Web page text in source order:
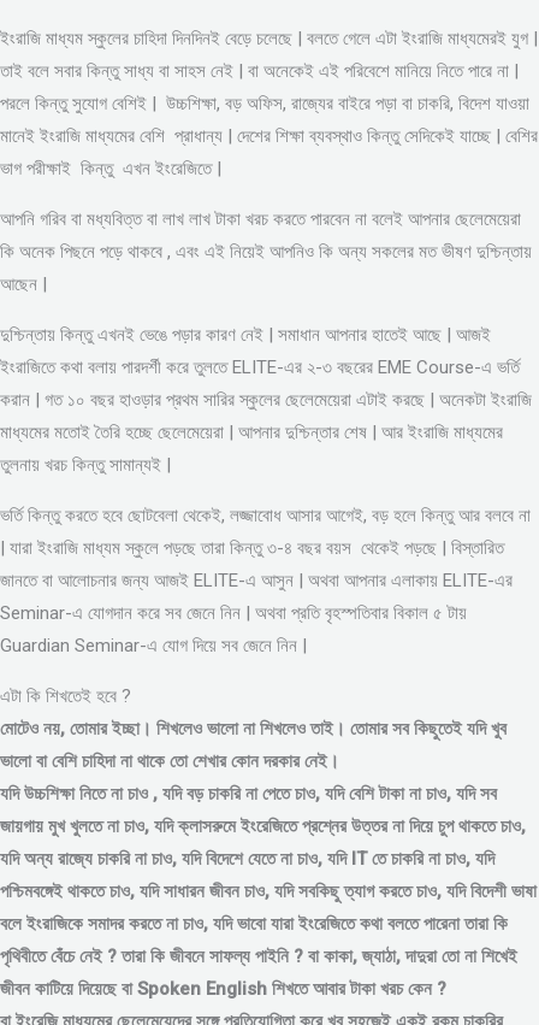
ইংরাজি মাধ্যম স্কুলের চাহিদা দিনদিনই বেড়ে চলেছে | বলতে গেলে এটা ইংরাজি মাধ্যমেরই যুগ |
তাই বলে সবার কিন্তু সাধ্য বা সাহস নেই | বা অনেকেই এই পরিবেশে মানিয়ে নিতে পারে না |
পরলে কিন্তু সুযোগ বেশিই | উচ্চশিক্ষা, বড় অফিস, রাজ্যের বাইরে পড়া বা চাকরি, বিদেশ যাওয়া
মানেই ইংরাজি মাধ্যমের বেশি প্রাধান্য | দেশের শিক্ষা ব্যবস্থাও কিন্তু সেদিকেই যাচ্ছে | বেশির
ভাগ পরীক্ষাই কিন্তু এখন ইংরেজিতে |
আপনি গরিব বা মধ্যবিত্ত বা লাখ লাখ টাকা খরচ করতে পারবেন না বলেই আপনার ছেলেমেয়েরা
কি অনেক পিছনে পড়ে থাকবে , এবং এই নিয়েই আপনিও কি অন্য সকলের মত ভীষণ দুশ্চিন্তায়
আছেন |
দুশ্চিন্তায় কিন্তু এখনই ভেঙে পড়ার কারণ নেই | সমাধান আপনার হাতেই আছে | আজই
ইংরাজিতে কথা বলায় পারদর্শী করে তুলতে ELITE-এর ২-৩ বছরের EME Course-এ ভর্তি
করান | গত ১০ বছর হাওড়ার প্রথম সারির স্কুলের ছেলেমেয়েরা এটাই করছে | অনেকটা ইংরাজি
মাধ্যমের মতোই তৈরি হচ্ছে ছেলেমেয়েরা | আপনার দুশ্চিন্তার শেষ | আর ইংরাজি মাধ্যমের
তুলনায় খরচ কিন্তু সামান্যই |
ভর্তি কিন্তু করতে হবে ছোটবেলা থেকেই, লজ্জাবোধ আসার আগেই, বড় হলে কিন্তু আর বলবে না
| যারা ইংরাজি মাধ্যম স্কুলে পড়ছে তারা কিন্তু ৩-৪ বছর বয়স থেকেই পড়ছে | বিস্তারিত
জানতে বা আলোচনার জন্য আজই ELITE-এ আসুন | অথবা আপনার এলাকায় ELITE-এর
Seminar-এ যোগদান করে সব জেনে নিন | অথবা প্রতি বৃহস্পতিবার বিকাল ৫ টায়
Guardian Seminar-এ যোগ দিয়ে সব জেনে নিন |
এটা কি শিখতেই হবে ?
মোটেও নয়, তোমার ইচ্ছা। শিখলেও ভালো না শিখলেও তাই। তোমার সব কিছুতেই যদি খুব
ভালো বা বেশি চাহিদা না থাকে তো শেখার কোন দরকার নেই।
যদি উচ্চশিক্ষা নিতে না চাও , যদি বড় চাকরি না পেতে চাও, যদি বেশি টাকা না চাও, যদি সব
জায়গায় মুখ খুলতে না চাও, যদি ক্লাসরুমে ইংরেজিতে প্রশ্নের উত্তর না দিয়ে চুপ থাকতে চাও,
যদি অন্য রাজ্যে চাকরি না চাও, যদি বিদেশে যেতে না চাও, যদি IT তে চাকরি না চাও, যদি
পশ্চিমবঙ্গেই থাকতে চাও, যদি সাধারন জীবন চাও, যদি সবকিছু ত্যাগ করতে চাও, যদি বিদেশী ভাষা
বলে ইংরাজিকে সমাদর করতে না চাও, যদি ভাবো যারা ইংরেজিতে কথা বলতে পারেনা তারা কি
পৃথিবীতে বেঁচে নেই ? তারা কি জীবনে সাফল্য পাইনি ? বা কাকা, জ্যাঠা, দাদুরা তো না শিখেই
জীবন কাটিয়ে দিয়েছে বা Spoken English শিখতে আবার টাকা খরচ কেন ?